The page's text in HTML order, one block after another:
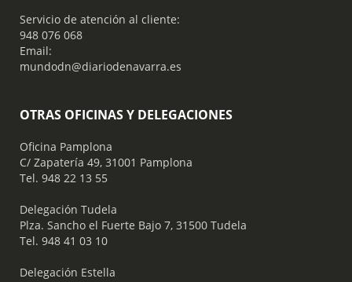
Servicio de atención al cliente:
948 076 068
Email:
mundodn@diariodenavarra.es
OTRAS OFICINAS Y DELEGACIONES
Oficina Pamplona
C/ Zapatería 49, 31001 Pamplona
Tel. 948 22 13 55
​ Delegación Tudela
Plza. Sancho el Fuerte Bajo 7, 31500 Tudela
Tel. 948 41 03 10
​ Delegación Estella